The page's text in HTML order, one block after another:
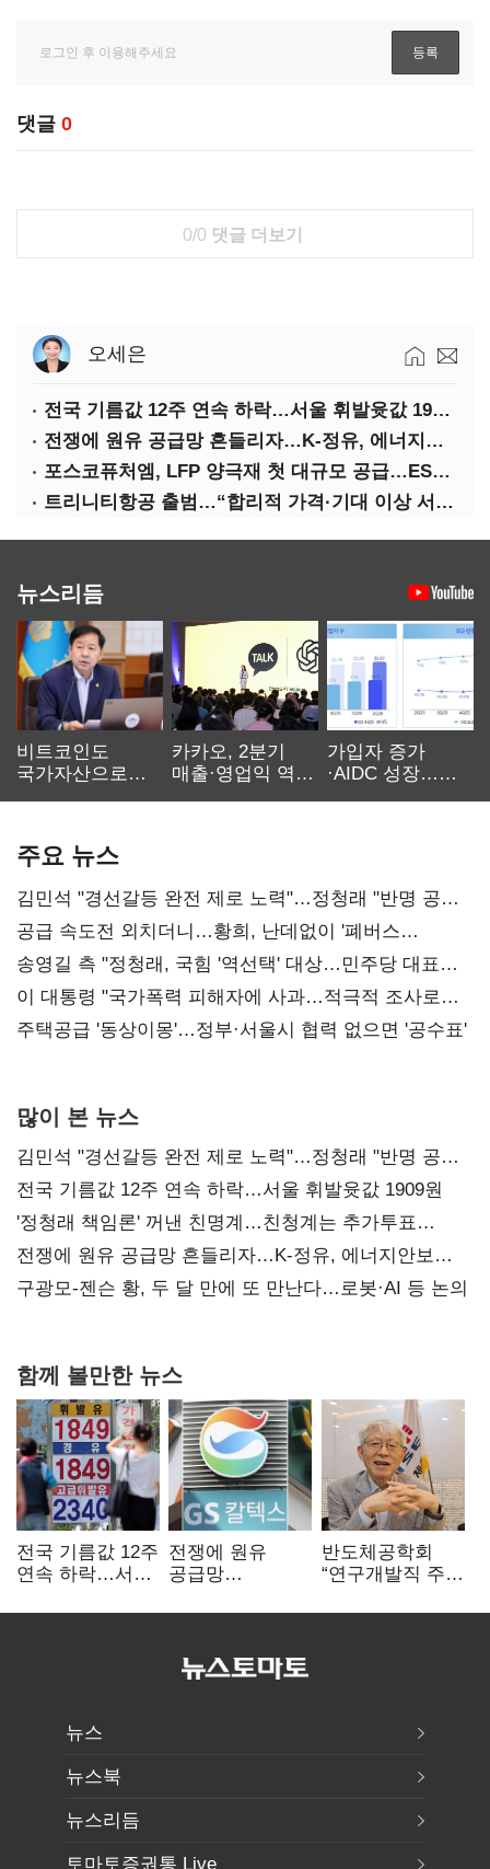
댓글 0
0/0 댓글 더보기
오세은
전국 기름값 12주 연속 하락…서울 휘발윳값 1909원
전쟁에 원유 공급망 흔들리자…K-정유, 에너지안보 핵심으로 재부상
포스코퓨처엠, LFP 양극재 첫 대규모 공급…ESS 시장 공략
트리니티항공 출범…“합리적 가격·기대 이상 서비스로 승부”
뉴스리듬
비트코인도
국가자산으로…'
카카오, 2분기
매출·영업익 역대
가입자 증가
·AIDC 성장…
주요 뉴스
김민석 "경선갈등 완전 제로 노력"…정청래 "반명 공세
사과부터"
공급 속도전 외치더니…황희, 난데없이 '폐버스
리모델링' 제안
송영길 측 "정청래, 국힘 '역선택' 대상…민주당 대표로
총선 지휘 못해"
이 대통령 "국가폭력 피해자에 사과…적극적 조사로
진실 밝혀야"
주택공급 '동상이몽'…정부·서울시 협력 없으면 '공수표'
많이 본 뉴스
김민석 "경선갈등 완전 제로 노력"…정청래 "반명 공세
사과부터"
전국 기름값 12주 연속 하락…서울 휘발윳값 1909원
'정청래 책임론' 꺼낸 친명계…친청계는 추가투표
때리기
전쟁에 원유 공급망 흔들리자…K-정유, 에너지안보
핵심으로 재부상
구광모-젠슨 황, 두 달 만에 또 만난다…로봇·AI 등 논의
함께 볼만한 뉴스
전국 기름값 12주
연속 하락…서울
전쟁에 원유
공급망
정유, 에너지안보
반도체공학회
“연구개발직 주
개선해야”
뉴스
뉴스북
뉴스리듬
토마토증권통 Live